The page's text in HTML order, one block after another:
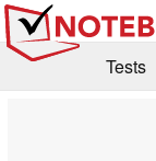
Tests